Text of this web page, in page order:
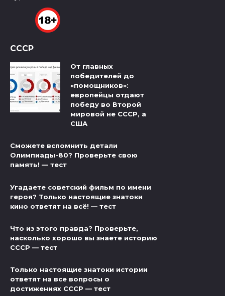
СССР
От главных
победителей до
«помощников»:
европейцы отдают
победу во Второй
мировой не СССР, а
США
Сможете вспомнить детали
Олимпиады-80? Проверьте свою
память! — тест
Угадаете советский фильм по имени
героя? Только настоящие знатоки
кино ответят на всё! — тест
Что из этого правда? Проверьте,
насколько хорошо вы знаете историю
СССР — тест
Только настоящие знатоки истории
ответят на все вопросы о
достижениях СССР — тест